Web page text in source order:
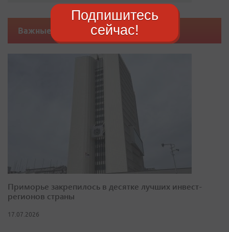
Важные новости
Приморье закрепилось в десятке лучших инвест-
регионов страны
17.07.2026
Подпишитесь
сейчас!